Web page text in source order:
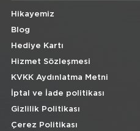
Hikayemiz
Blog
Hediye Kartı
Hizmet Sözleşmesi
KVKK Aydınlatma Metni
İptal ve İade politikası
Gizlilik Politikası
Çerez Politikası